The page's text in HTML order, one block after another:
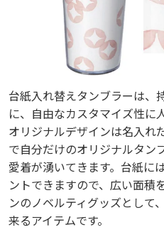
台紙入れ替えタンブラーは、
に、自由なカスタマイズ性に
オリジナルデザインは名入れ
で自分だけのオリジナルタン
愛着が湧いてきます。台紙に
ントできますので、広い面積
ンのノベルティグッズとして
来るアイテムです。